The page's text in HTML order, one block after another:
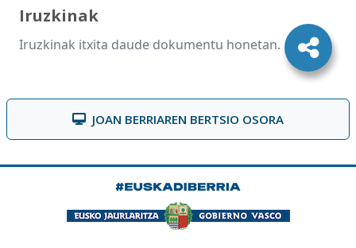
Iruzkinak
Iruzkinak itxita daude dokumentu honetan.
JOAN BERRIAREN BERTSIO OSORA